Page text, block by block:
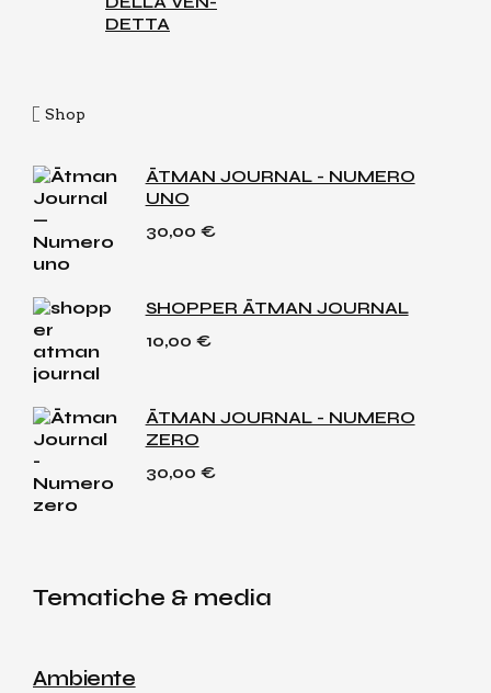
DET­TA
Shop
ĀTMAN JOURNAL - NUMERO
UNO
30,00 €
SHOPPER ĀTMAN JOURNAL
10,00 €
ĀTMAN JOURNAL - NUMERO
ZERO
30,00 €
Tematiche & media
Ambiente